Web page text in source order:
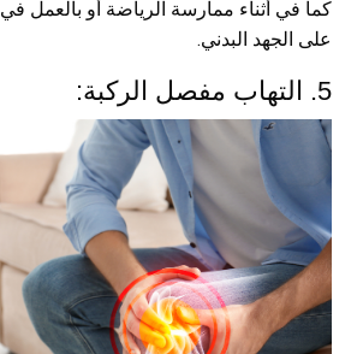
كما في أثناء ممارسة الرياضة أو بالعمل
على الجهد البدني.
5. التهاب مفصل الركبة: